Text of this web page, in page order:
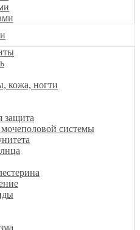
кожа, ногти
защита
мочеполовой системы